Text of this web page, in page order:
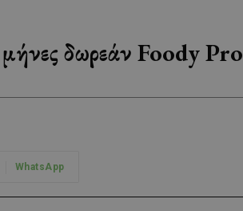
μήνες δωρεάν Foody Pro
WhatsApp